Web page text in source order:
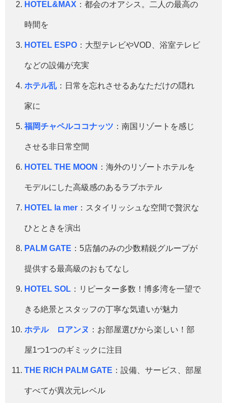
HOTEL&MAX ：都会のオアシス。二人の最高の
時間を
HOTEL ESPO ：大型テレビやVOD、浴室テレビ
などの設備が充実
ホテル乱 ：日常を忘れさせるあなただけの隠れ
家に
福岡チャペルココナッツ ：南国リゾートを感じ
させる非日常空間
HOTEL THE MOON ：海外のリゾートホテルを
モデルにした高級感のあるラブホテル
HOTEL la mer ：スタイリッシュな空間で贅沢な
ひとときを演出
PALM GATE ：5店舗のみの少数精鋭グループが
提供する最高級のおもてなし
HOTEL SOL ：リピーター多数！博多湾を一望で
きる絶景とスタッフの丁寧な気遣いが魅力
ホテル ロアンヌ ：お部屋選びから楽しい！部
屋1つ1つのギミックに注目
THE RICH PALM GATE ：設備、サービス、部屋
すべてが異次元レベル